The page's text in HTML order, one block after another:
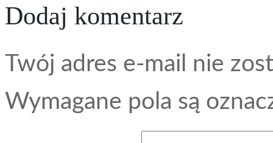
Dodaj komentarz
Twój adres e-mail nie
Wymagane pola są